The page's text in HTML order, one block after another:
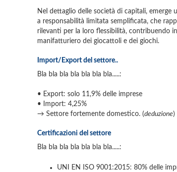
Nel dettaglio delle società di capitali, emerge
a responsabilità limitata semplificata, che
rilevanti per la loro flessibilità, contribuendo
manifatturiero dei giocattoli e dei giochi.
Import/Export del settore..
Bla bla bla bla bla bla bla.....:
• Export: solo 11,9% delle imprese
• Import: 4,25%
→ Settore fortemente domestico. (deduzione)
Certificazioni del settore
Bla bla bla bla bla bla bla.....:
UNI EN ISO 9001:2015: 80% delle